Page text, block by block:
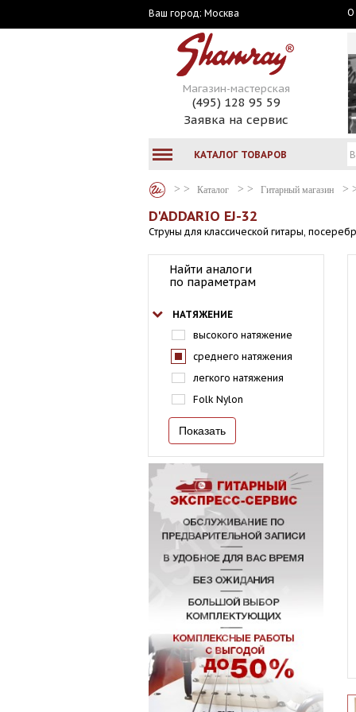
Ваш город: Москва О
Магазин-мастерская
(495) 128 95 59
Заявка на сервис
КАТАЛОГ ТОВАРОВ
Каталог Гитарный магазин
D'ADDARIO EJ-32
Струны для классической гитары,
Найти аналоги
по параметрам
НАТЯЖЕНИЕ
высокого натяжение
среднего натяжения
легкого натяжения
Folk Nylon